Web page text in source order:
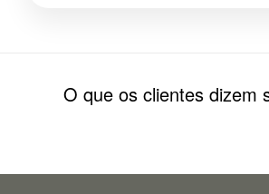
O que os clientes dizem